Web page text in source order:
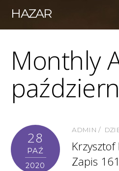
HAZAR
Monthly
28
PAŹ
2020
ADMIN
Zapis 161